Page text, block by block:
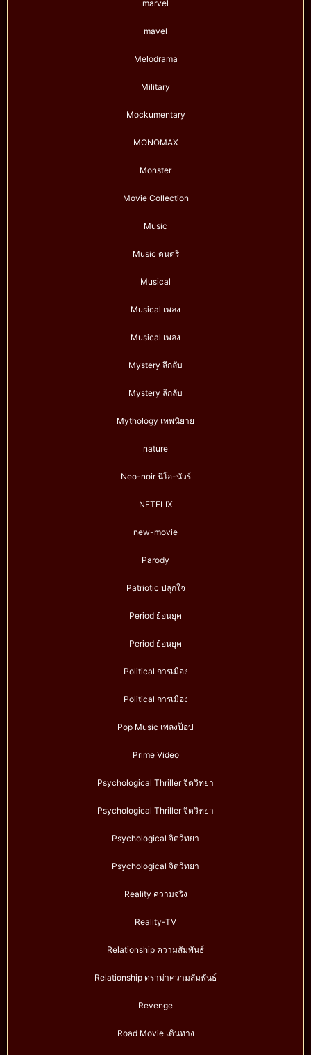
marvel
mavel
Melodrama
Military
Mockumentary
MONOMAX
Monster
Movie Collection
Music
Music ดนตรี
Musical
Musical เพลง
Musical เพลง
Mystery ลึกลับ
Mystery ลึกลับ
Mythology เทพนิยาย
nature
Neo-noir นีโอ-นัวร์
NETFLIX
new-movie
Parody
Patriotic ปลุกใจ
Period ย้อนยุค
Period ย้อนยุค
Political การเมือง
Political การเมือง
Pop Music เพลงป๊อป
Prime Video
Psychological Thriller จิตวิทยา
Psychological Thriller จิตวิทยา
Psychological จิตวิทยา
Psychological จิตวิทยา
Reality ความจริง
Reality-TV
Relationship ความสัมพันธ์
Relationship ดราม่าความสัมพันธ์
Revenge
Road Movie เดินทาง